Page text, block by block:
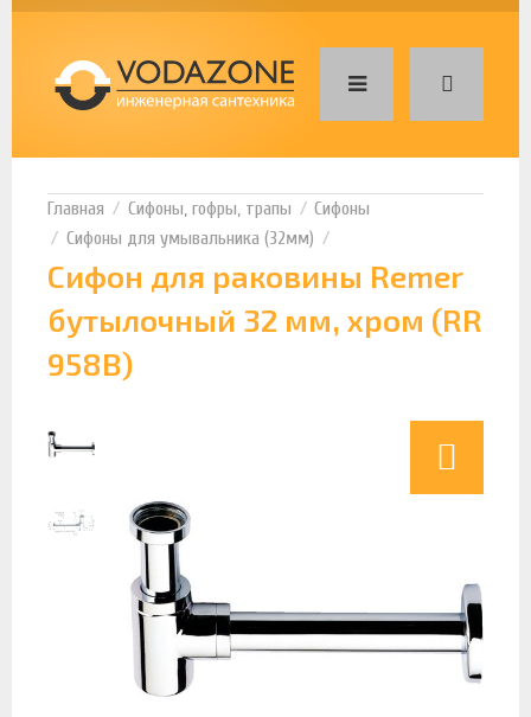
Сифоны, гофры, трапы
Сифоны
Сифоны для умывальника (32мм)
Сифон для раковины Remer
бутылочный 32 мм, хром (RR
958B)